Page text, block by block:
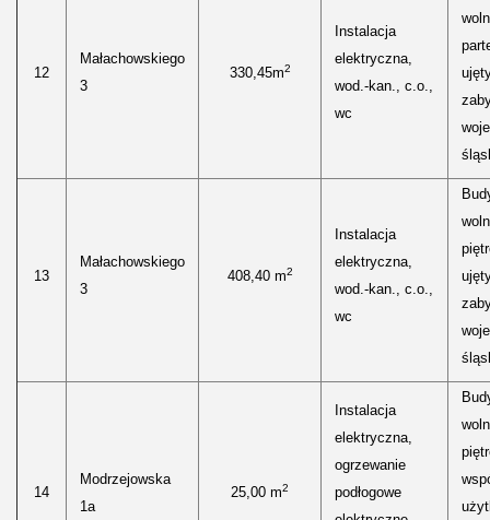
12
Małachowskiego
3
330,45m2
Instalacja
elektryczna,
wod.-kan., c.o.,
wc
13
Małachowskiego
3
408,40 m2
Instalacja
elektryczna,
wod.-kan., c.o.,
wc
14
Modrzejowska
1a
25,00 m2
Instalacja
elektryczna,
ogrzewanie
podłogowe